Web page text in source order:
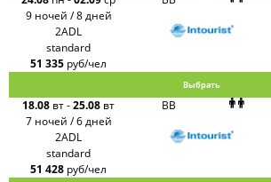
9 ночей / 8 дней
2ADL
standard
51 335 руб/чел
Выбрать
18.08 вт-25.08 вт
7 ночей / 6 дней
BB
2ADL
standard
51 428 руб/чел